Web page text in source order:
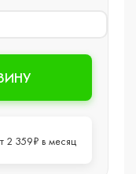
2 359₽ в месяц